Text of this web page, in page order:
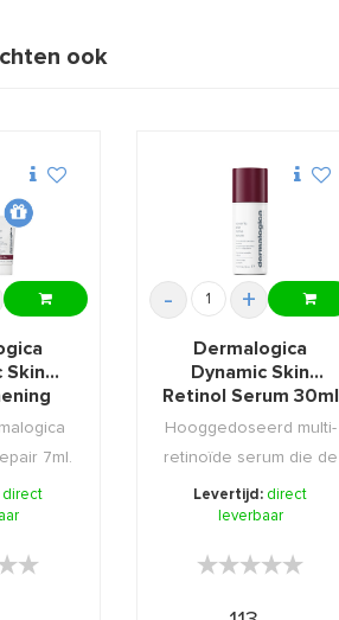
ook
Skin
+GIFT
7ml.
direct
- +
Dermalogica
Dynamic Skin
Retinol Serum 30ml
Hooggedoseerd multi-
retinoïde serum die de
4 tekenen van hu ...
Levertijd: direct
leverbaar
★★★★★
★★★★★